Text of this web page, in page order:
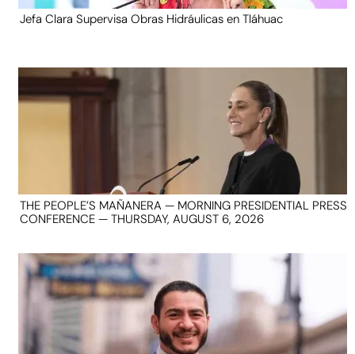
Jefa Clara Supervisa Obras Hidráulicas en Tláhuac
THE PEOPLE’S MAÑANERA — MORNING PRESIDENTIAL PRESS
CONFERENCE — THURSDAY, AUGUST 6, 2026